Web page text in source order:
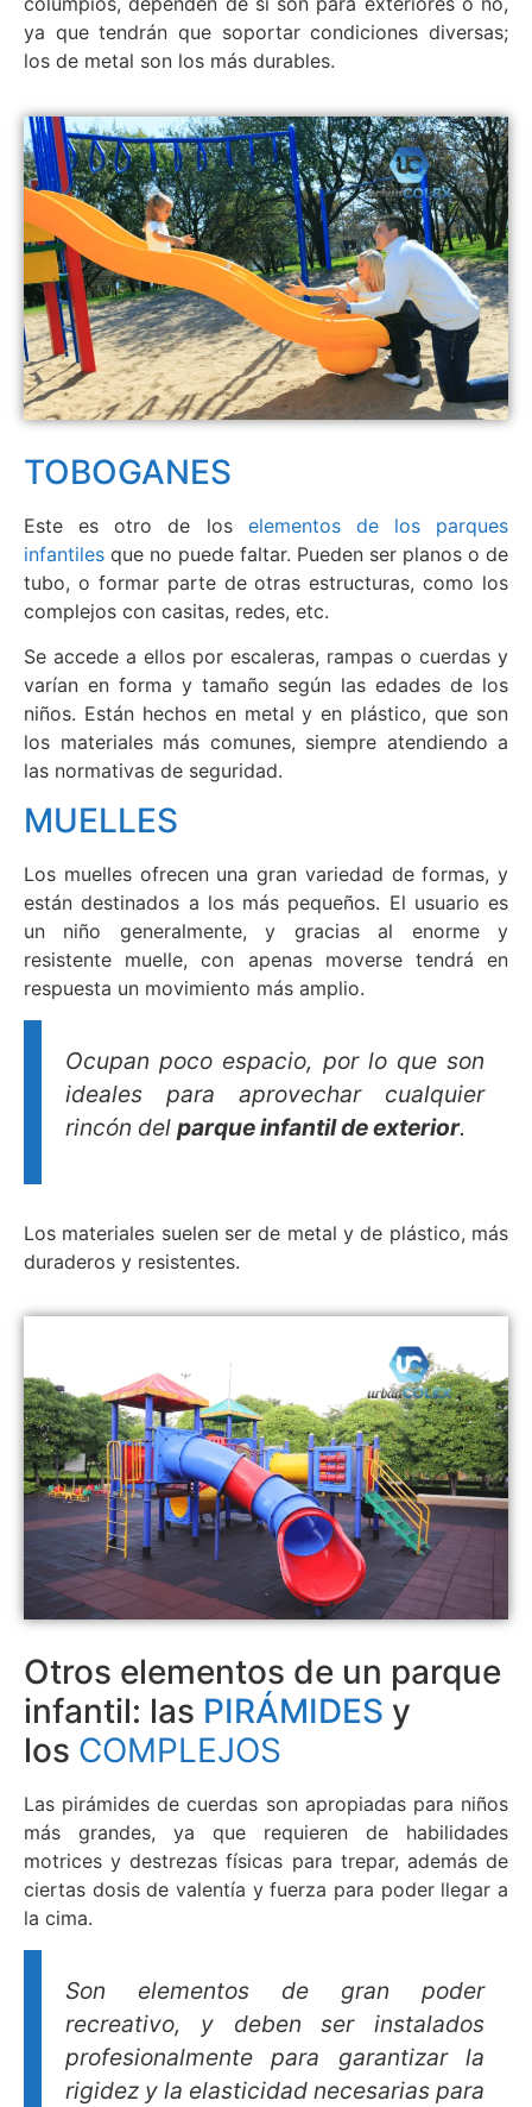
ya que tendrán que soportar condiciones diversas;
los de metal son los más durables.
TOBOGANES
Este es otro de los elementos de los parques
infantiles que no puede faltar. Pueden ser planos o de
tubo, o formar parte de otras estructuras, como los
complejos con casitas, redes, etc.
Se accede a ellos por escaleras, rampas o cuerdas y
varían en forma y tamaño según las edades de los
niños. Están hechos en metal y en plástico, que son
los materiales más comunes, siempre atendiendo a
las normativas de seguridad.
MUELLES
Los muelles ofrecen una gran variedad de formas, y
están destinados a los más pequeños. El usuario es
un niño generalmente, y gracias al enorme y
resistente muelle, con apenas moverse tendrá en
respuesta un movimiento más amplio.
Ocupan poco espacio, por lo que son
ideales para aprovechar cualquier
rincón del parque infantil de exterior.
Los materiales suelen ser de metal y de plástico, más
duraderos y resistentes.
Otros elementos de un parque
infantil: las PIRÁMIDES y
los COMPLEJOS
Las pirámides de cuerdas son apropiadas para niños
más grandes, ya que requieren de habilidades
motrices y destrezas físicas para trepar, además de
ciertas dosis de valentía y fuerza para poder llegar a
la cima.
Son elementos de gran poder
recreativo, y deben ser instalados
profesionalmente para garantizar la
rigidez y la elasticidad necesarias para